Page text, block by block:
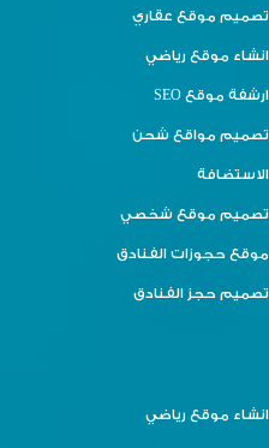
تصميم موقع عقاري
انشاء موقع رياضي
ارشفة موقع SEO
تصميم مواقع شحن
الاستضافة
تصميم موقع شخصي
موقع حجوزات الفنادق
تصميم حجز الفنادق
انشاء موقع رياضي